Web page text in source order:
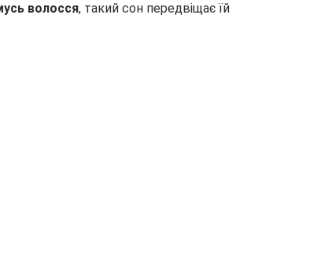
волосся, такий сон передвіщає їй